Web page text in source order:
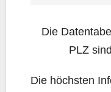
Die
PLZ
Die höchs­ten